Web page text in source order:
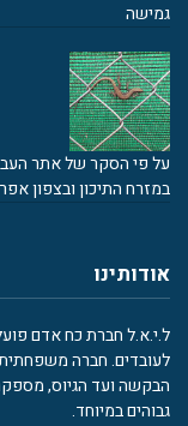
גמישה
במזרח התיכון ובצפון
אודותינו
לעובדים. חברה
הבקשה ועד הגיוס,
גבוהים במיוחד.